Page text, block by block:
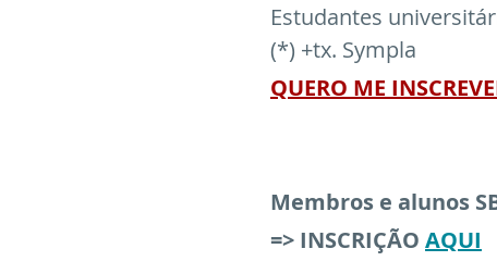
Estudantes
(*) +tx. Sympla
QUERO ME
Membros e alunos
=> INSCRIÇÃO AQUI